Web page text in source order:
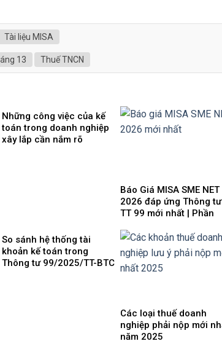
Tài liệu MISA
13 Thuế TNCN
Những công việc của kế
toán trong doanh nghiệp
xây lắp cần nắm rõ
Báo Giá MISA SME NET
2026 đáp ứng Thông tư
TT 99 mới nhất | Phần
dùng
So sánh hệ thống tài
khoản kế toán trong
Thông tư 99/2025/TT-BTC
Các loại thuế doanh
nghiệp phải nộp mới
năm 2025